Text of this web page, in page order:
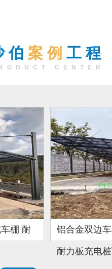
伯 案例 工程
CENTER
棚 耐 铝合金双边
耐力板充电